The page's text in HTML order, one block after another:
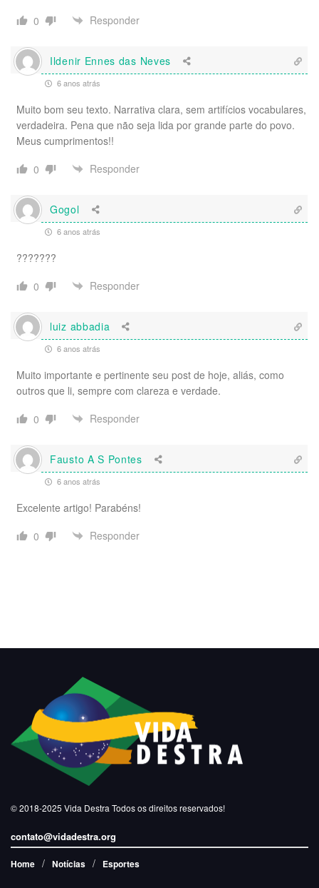
0
Responder
Ildenir Ennes das Neves
6 anos atrás
Muito bom seu texto. Narrativa clara, sem artifícios vocabulares,
verdadeira. Pena que não seja lida por grande parte do povo.
Meus cumprimentos!!
0
Responder
Gogol
6 anos atrás
???????
0
Responder
luiz abbadia
6 anos atrás
Muito importante e pertinente seu post de hoje, aliás, como
outros que li, sempre com clareza e verdade.
0
Responder
Fausto A S Pontes
6 anos atrás
Excelente artigo! Parabéns!
0
Responder
© 2018-2025 Vida Destra Todos os direitos reservados!
contato@vidadestra.org
Home Notícias Esportes